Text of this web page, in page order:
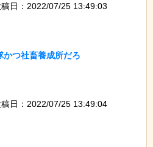
日：2022/07/25 13:49:03
かつ社畜養成所だろ
日：2022/07/25 13:49:04